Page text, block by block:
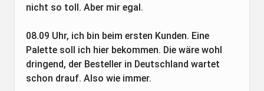
nicht so toll. Aber mir egal.
08.09 Uhr, ich bin beim ersten Kunden. Eine
Palette soll ich hier bekommen. Die wäre wohl
dringend, der Besteller in Deutschland wartet
schon drauf. Also wie immer.